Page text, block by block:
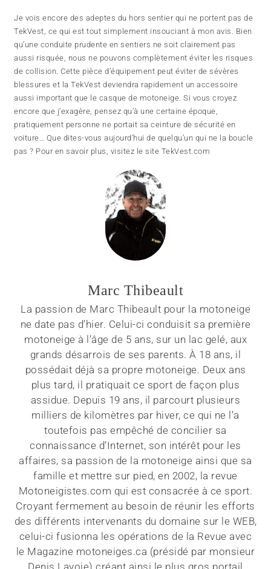
Je vois encore des adeptes du hors sentier qui ne portent pas de
TekVest, ce qui est tout simplement insouciant à mon avis. Bien
qu’une conduite prudente en sentiers ne soit clairement pas
aussi risquée, nous ne pouvons complètement éviter les risques
de collision. Cette pièce d’équipement peut éviter de sévères
blessures et la TekVest deviendra rapidement un accessoire
aussi important que le casque de motoneige. Si vous croyez
encore que j’exagère, pensez qu’à une certaine époque,
pratiquement personne ne portait sa ceinture de sécurité en
voiture… Que dites-vous aujourd’hui de quelqu’un qui ne la boucle
pas ? Pour en savoir plus, visitez le site TekVest.com
Marc Thibeault
La passion de Marc Thibeault pour la motoneige
ne date pas d’hier. Celui-ci conduisit sa première
motoneige à l’âge de 5 ans, sur un lac gelé, aux
grands désarrois de ses parents. À 18 ans, il
possédait déjà sa propre motoneige. Deux ans
plus tard, il pratiquait ce sport de façon plus
assidue. Depuis 19 ans, il parcourt plusieurs
milliers de kilomètres par hiver, ce qui ne l’a
toutefois pas empêché de concilier sa
connaissance d’Internet, son intérêt pour les
affaires, sa passion de la motoneige ainsi que sa
famille et mettre sur pied, en 2002, la revue
Motoneigistes.com qui est consacrée à ce sport.
Croyant fermement au besoin de réunir les efforts
des différents intervenants du domaine sur le WEB,
celui-ci fusionna les opérations de la Revue avec
le Magazine motoneiges.ca (présidé par monsieur